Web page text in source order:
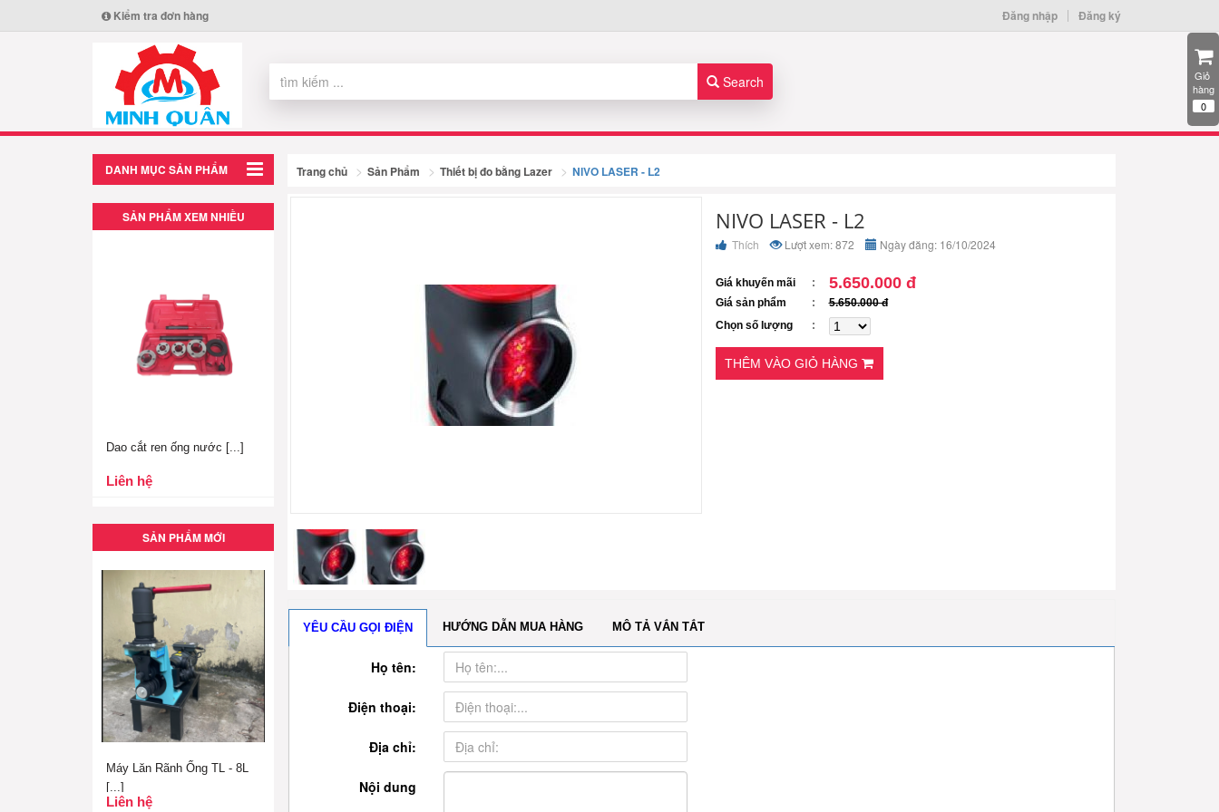
Kiểm tra đơn hàng Đăng nhập Đăng ký
Search
DANH MỤC SẢN PHẨM
SẢN PHẨM XEM NHIỀU
Dao cắt ren ống nước [...]
Liên hệ
SẢN PHẨM MỚI
Máy Lăn Rãnh Ống TL - 8L
[...]
Liên hệ
Trang chủ Sản Phẩm Thiết bị đo bằng Lazer NIVO LASER - L2
NIVO LASER - L2
Thích Lượt xem: 872 Ngày đăng: 16/10/2024
Giá khuyến mãi 5.650.000 đ
Giá sản phẩm
5.650.000 đ
Chọn số lượng
THÊM VÀO GIỎ HÀNG
YÊU CẦU GỌI ĐIỆN HƯỚNG DẪN MUA HÀNG MÔ TẢ VẮN TẮT
Họ tên:
Điện thoại:
Địa chỉ:
Nội dung
Giỏ
hàng
0